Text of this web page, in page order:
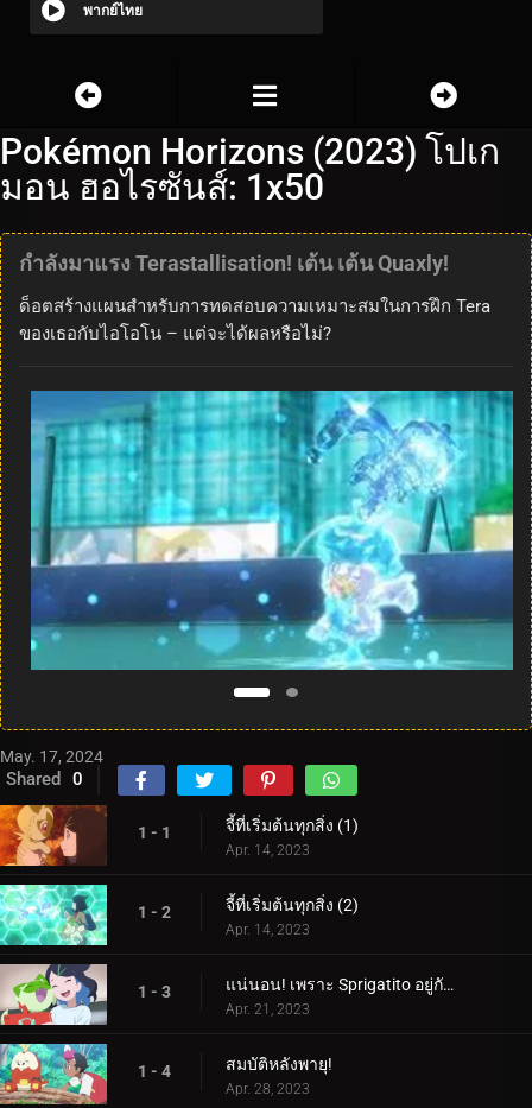
พากย์ไทย
Pokémon Horizons (2023) โปเก
มอน ฮอไรซันส์: 1x50
กำลังมาแรง Terastallisation! เต้น เต้น Quaxly!
ด็อตสร้างแผนสำหรับการทดสอบความเหมาะสมในการฝึก Tera
ของเธอกับไอโอโน – แต่จะได้ผลหรือไม่?
May. 17, 2024
Shared 0
1 - 1 จี้ที่เริ่มต้นทุกสิ่ง (1)
Apr. 14, 2023
1 - 2 จี้ที่เริ่มต้นทุกสิ่ง (2)
Apr. 14, 2023
1 - 3 แน่นอน! เพราะ Sprigatito อยู่กับฉัน!
Apr. 21, 2023
1 - 4 สมบัติหลังพายุ!
Apr. 28, 2023